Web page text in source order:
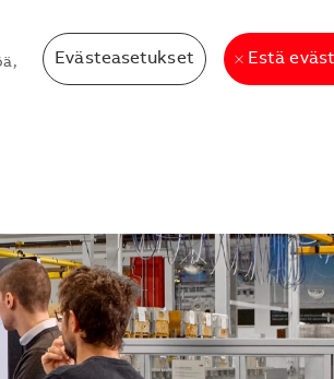
Evästeasetukset Estä